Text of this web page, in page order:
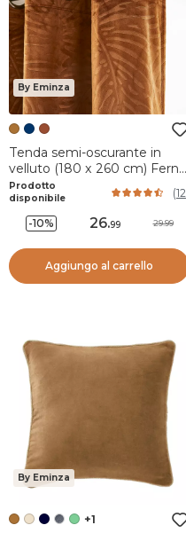
By Eminza
Tenda semi-oscurante in
velluto (180 x 260 cm) Fern
Camel
Prodotto
disponibile
(12
-10% 26.99 29.99
Aggiungo al carrello
By Eminza
+1